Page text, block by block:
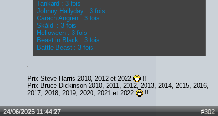
Tankard : 3 fois
Johnny Hallyday : 3 fois
Carach Angren : 3 fois
Skáld : 3 fois
Helloween : 3 fois
Beast in Black : 3 fois
Battle Beast : 3 fois
Prix Steve Harris 2010, 2012 et 2022
!!
Prix Bruce Dickinson 2010, 2011, 2012, 2013, 2014, 2015, 2016,
2017, 2018, 2019, 2020, 2021 et 2022
!!
#302
24/06/2025 11:44:27